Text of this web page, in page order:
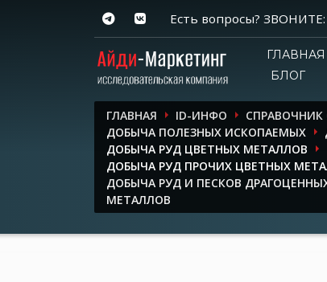
Есть вопросы? ЗВОНИТЕ:
ГЛАВНАЯ
БЛОГ
ГЛАВНАЯ ID-ИНФО
ДОБЫЧА ПОЛЕЗНЫХ ИСКОПАЕМЫХ
ДОБЫЧА РУД ЦВЕТНЫХ МЕТАЛЛОВ
ДОБЫЧА РУД ПРОЧИХ ЦВЕТНЫХ
ДОБЫЧА РУД И ПЕСКОВ
МЕТАЛЛОВ